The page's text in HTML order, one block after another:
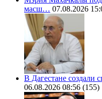
масш… 07.08.2026
В Дагестане создали
06.08.2026 08:56 (155)